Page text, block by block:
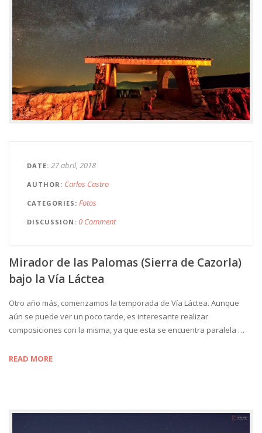
DATE 27 abril, 2018
AUTHOR Carlos Castro
CATEGORIES Fotos
DISCUSSION 0 Comment
Mirador de las Palomas (Sierra de Cazorla)
bajo la Vía Láctea
Otro año más, comenzamos la temporada de Vía Láctea. Aunque
aún se puede ver un poco tarde, es interesante realizar
composiciones con la misma, ya que esta se encuentra paralela …
READ MORE